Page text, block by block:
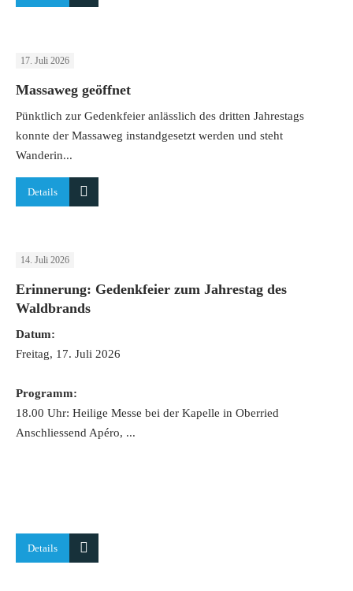
17. Juli 2026
Massaweg geöffnet
Pünktlich zur Gedenkfeier anlässlich des dritten Jahrestags
konnte der Massaweg instandgesetzt werden und steht
Wanderin...
Details
14. Juli 2026
Erinnerung: Gedenkfeier zum Jahrestag des
Waldbrands
Datum:
Freitag, 17. Juli 2026
Programm:
18.00 Uhr: Heilige Messe bei der Kapelle in Oberried
Anschliessend Apéro, ...
Details